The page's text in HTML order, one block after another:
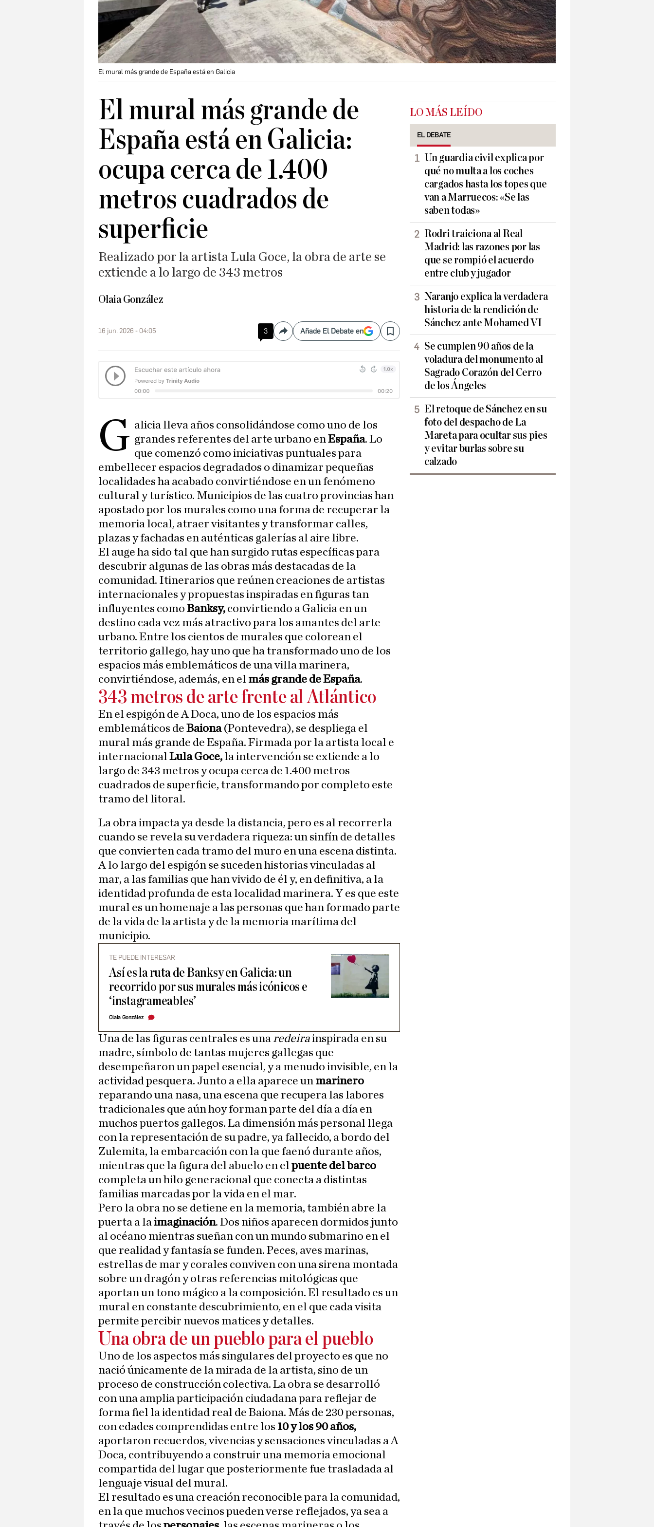
El mural más grande de España está en Galicia
El mural más grande de
España está en Galicia:
ocupa cerca de 1.400
metros cuadrados de
superficie
Realizado por la artista Lula Goce, la obra de arte se
extiende a lo largo de 343 metros
Olaia González
16 jun. 2026 - 04:05 3 CompartirAñade El Debate en Save
G alicia lleva años consolidándose como uno de los
grandes referentes del arte urbano enEspaña. Lo
que comenzó como iniciativas puntuales para
embellecer espacios degradados o dinamizar pequeñas
localidades ha acabado convirtiéndose en un fenómeno
cultural y turístico. Municipios de las cuatro provincias han
apostado por los murales como una forma de recuperar la
memoria local, atraer visitantes y transformar calles,
plazas y fachadas en auténticas galerías al aire libre.
El auge ha sido tal que han surgido rutas específicas para
descubrir algunas de las obras más destacadas de la
comunidad. Itinerarios que reúnen creaciones de artistas
internacionales y propuestas inspiradas en figuras tan
influyentes como Banksy, convirtiendo a Galicia en un
destino cada vez más atractivo para los amantes del arte
urbano. Entre los cientos de murales que colorean el
territorio gallego, hay uno que ha transformado uno de los
espacios más emblemáticos de una villa marinera,
convirtiéndose, además, en el más grande de España.
343 metros de arte frente al Atlántico
En el espigón de A Doca, uno de los espacios más
emblemáticos de Baiona(Pontevedra), se despliega el
mural más grande de España. Firmada por la artista local e
internacional Lula Goce, la intervención se extiende a lo
largo de 343 metros y ocupa cerca de 1.400 metros
cuadrados de superficie, transformando por completo este
tramo del litoral.
La obra impacta ya desde la distancia, pero es al recorrerla
cuando se revela su verdadera riqueza: un sinfín de detalles
que convierten cada tramo del muro en una escena distinta.
A lo largo del espigón se suceden historias vinculadas al
mar, a las familias que han vivido de él y, en definitiva, a la
identidad profunda de esta localidad marinera. Y es que este
mural es un homenaje a las personas que han formado parte
de la vida de la artista y de la memoria marítima del
municipio.
TE PUEDE INTERESAR
Así es la ruta de Banksy en Galicia: un
recorrido por sus murales más icónicos e
‘instagrameables’
Olaia González
Una de las figuras centrales es una redeirainspirada en su
madre, símbolo de tantas mujeres gallegas que
desempeñaron un papel esencial, y a menudo invisible, en la
actividad pesquera. Junto a ella aparece un marinero
reparando una nasa, una escena que recupera las labores
tradicionales que aún hoy forman parte del día a día en
muchos puertos gallegos. La dimensión más personal llega
con la representación de su padre, ya fallecido, a bordo del
Zulemita, la embarcación con la que faenó durante años,
mientras que la figura del abuelo en el puente del barco
completa un hilo generacional que conecta a distintas
familias marcadas por la vida en el mar.
Pero la obra no se detiene en la memoria, también abre la
puerta a laimaginación. Dos niños aparecen dormidos junto
al océano mientras sueñan con un mundo submarino en el
que realidad y fantasía se funden. Peces, aves marinas,
estrellas de mar y corales conviven con una sirena montada
sobre un dragón y otras referencias mitológicas que
aportan un tono mágico a la composición. El resultado es un
mural en constante descubrimiento, en el que cada visita
permite percibir nuevos matices y detalles.
Una obra de un pueblo para el pueblo
Uno de los aspectos más singulares del proyecto es que no
nació únicamente de la mirada de la artista, sino de un
proceso de construcción colectiva. La obra se desarrolló
con una amplia participación ciudadana para reflejar de
forma fiel la identidad real de Baiona. Más de 230 personas,
con edades comprendidas entre los 10 y los 90 años,
aportaron recuerdos, vivencias y sensaciones vinculadas a A
Doca, contribuyendo a construir una memoria emocional
compartida del lugar que posteriormente fue trasladada al
lenguaje visual del mural.
El resultado es una creación reconocible para la comunidad,
en la que muchos vecinos pueden verse reflejados, ya sea a
LO MÁS LEÍDO
EL DEBATE
Un guardia civil explica por
qué no multa a los coches
cargados hasta los topes que
van a Marruecos: «Se las
saben todas»
Rodri traiciona al Real
Madrid: las razones por las
que se rompió el acuerdo
entre club y jugador
Naranjo explica la verdadera
historia de la rendición de
Sánchez ante Mohamed VI
Se cumplen 90 años de la
voladura del monumento al
Sagrado Corazón del Cerro
de los Ángeles
El retoque de Sánchez en su
foto del despacho de La
Mareta para ocultar sus pies
y evitar burlas sobre su
calzado